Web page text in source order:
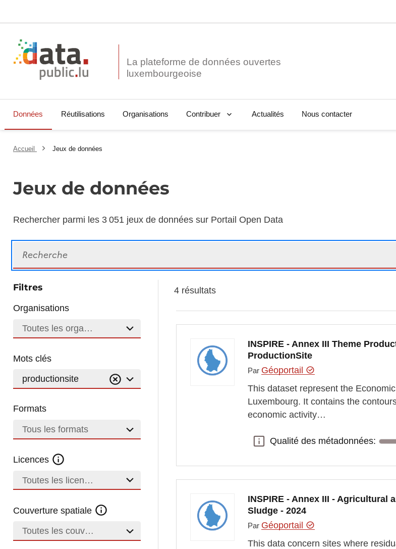
La plateforme de données ouvertes
Données Réutilisations Organisations Contribuer Actualités Nous contacter
Accueil Jeux de données
Jeux de données
Rechercher parmi les 3 051 jeux de données sur Portail Open Data
Filtres
Organisations
Toutes les organisations
Mots clés
productionsite
Formats
Tous les formats
Licences
Toutes les licences
Couverture spatiale
Toutes les couvertures
4 résultats
INSPIRE - Annex III Theme
ProductionSite
Par Géoportail
This dataset represent the
Luxembourg. It contains the
economic activity…
Qualité des métadonnées:
Qualité des métadonnées:
INSPIRE - Annex III - Agricultural
Sludge - 2024
Par Géoportail
This data concern sites where